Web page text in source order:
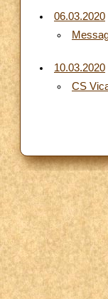
06.03.2020
10.03.2020
CS